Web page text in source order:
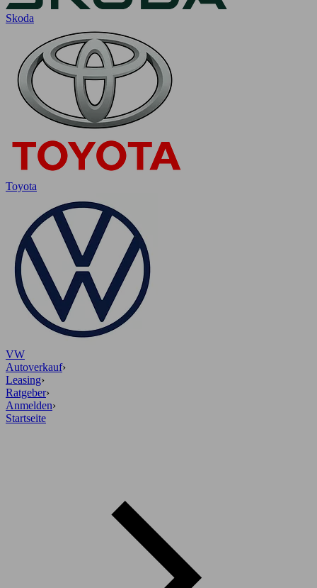
Skoda
Toyota
VW
Autoverkauf›
Leasing›
Ratgeber›
Anmelden›
Startseite